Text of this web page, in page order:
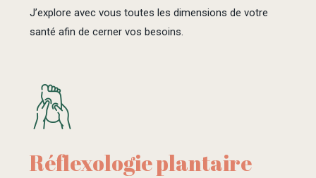
J’explore avec vous toutes les dimensions de votre
santé afin de cerner vos besoins.
Réflexologie plantaire